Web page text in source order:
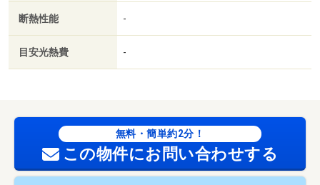
断熱性能 -
目安光熱費 -
無料・簡単約2分！
この物件にお問い合わせする